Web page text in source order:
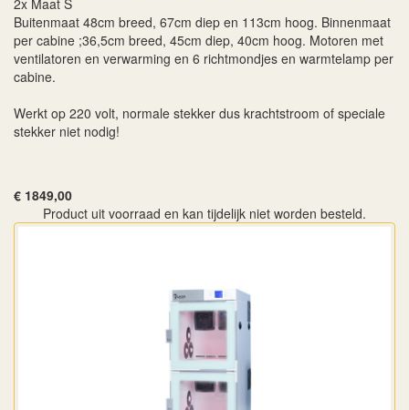
2x Maat S
Buitenmaat 48cm breed, 67cm diep en 113cm hoog. Binnenmaat
per cabine ;36,5cm breed, 45cm diep, 40cm hoog. Motoren met
ventilatoren en verwarming en 6 richtmondjes en warmtelamp per
cabine.
Werkt op 220 volt, normale stekker dus krachtstroom of speciale
stekker niet nodig!
€ 1849,00
Product uit voorraad en kan tijdelijk niet worden besteld.